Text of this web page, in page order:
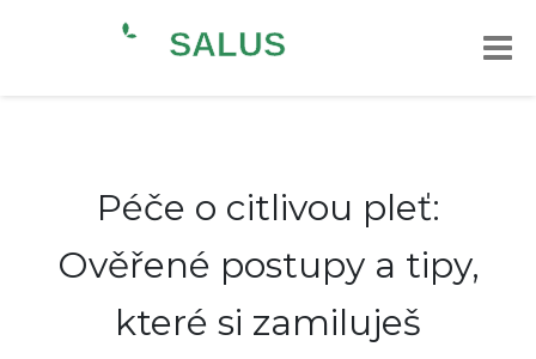
Péče o citlivou pleť:
Ověřené postupy a tipy,
které si zamiluješ